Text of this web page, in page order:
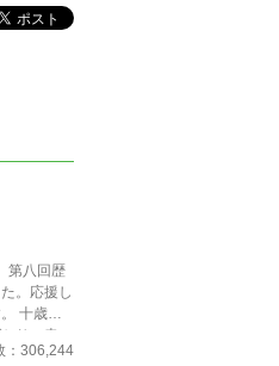
。応援し
り。幸
もあっ
：306,244